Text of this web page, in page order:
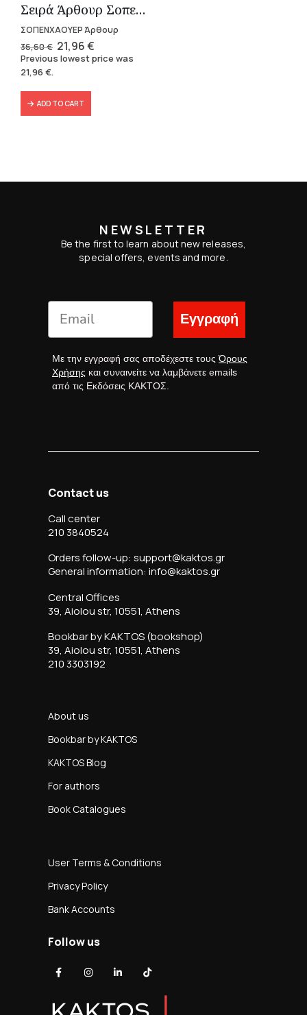
Σειρά Άρθουρ Σοπενχάουερ (3 βιβλία)
ΣΟΠΕΝΧΑΟΥΕΡ Άρθουρ
36,60€ Original
price
was:
21,96€Current
price
is:
Previous lowest price was
21,96 €.
ADD TO CART
NEWSLETTER
Be the first to learn about new releases,
special offers, events and more.
Εγγραφή
Με την εγγραφή σας αποδέχεστε τουςΌρους
Χρήσης και συναινείτε να λαμβάνετε emails
από τις Εκδόσεις ΚΑΚΤΟΣ.
Contact us
Call center
210 3840524
Orders follow-up: support@kaktos.gr
General information: info@kaktos.gr
Central Offices
39, Aiolou str, 10551, Athens
Bookbar by KAKTOS (bookshop)
39, Aiolou str, 10551, Athens
210 3303192
About us
Bookbar by KAKTOS
KAKTOS Blog
For authors
Book Catalogues
User Terms & Conditions
Privacy Policy
Bank Accounts
Follow us